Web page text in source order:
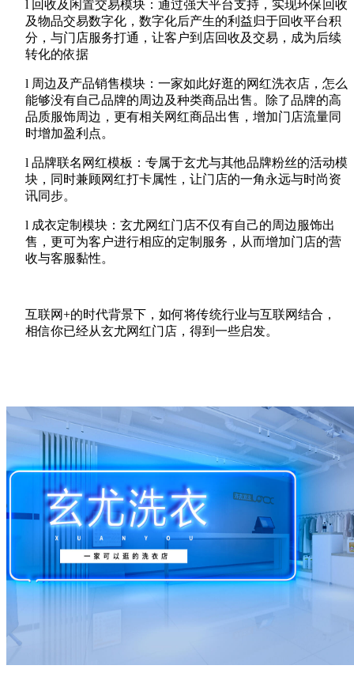
l 回收及闲置交易模块：通过强大平台支持，实现环保回收
及物品交易数字化，数字化后产生的利益归于回收平台积
分，与门店服务打通，让客户到店回收及交易，成为后续
转化的依据
l 周边及产品销售模块：一家如此好逛的网红洗衣店，怎么
能够没有自己品牌的周边及种类商品出售。除了品牌的高
品质服饰周边，更有相关网红商品出售，增加门店流量同
时增加盈利点。
l 品牌联名网红模板：专属于玄尤与其他品牌粉丝的活动模
块，同时兼顾网红打卡属性，让门店的一角永远与时尚资
讯同步。
l 成衣定制模块：玄尤网红门店不仅有自己的周边服饰出
售，更可为客户进行相应的定制服务，从而增加门店的营
收与客服黏性。
互联网+的时代背景下，如何将传统行业与互联网结合，
相信你已经从玄尤网红门店，得到一些启发。